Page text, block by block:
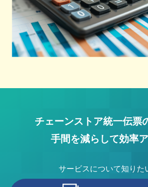
チェーンストア統一伝票
手間を減らして効率
サービスについて知りた